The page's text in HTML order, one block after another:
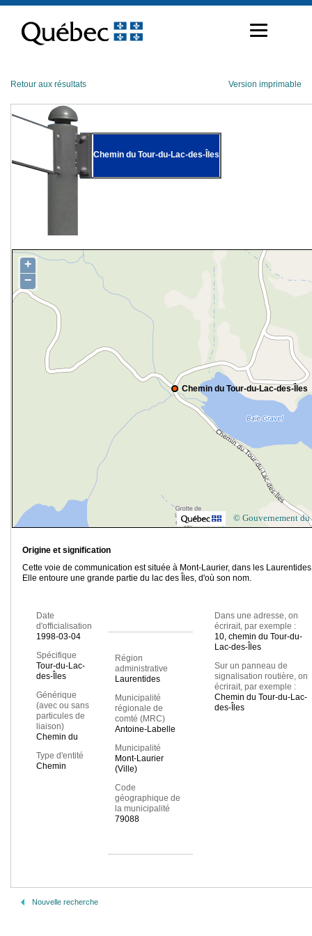
contenu
Retour aux résultats Version imprimable
Chemin du Tour-du-Lac-des-Îles
Chemin du Tour-du-Lac-des-Îles
+
−
© Gouvernement du
Origine et signification
Cette voie de communication est située à Mont-Laurier, dans les
Elle entoure une grande partie du lac des Îles, d'où son nom.
Date
d'officialisation
1998-03-04
Spécifique
Tour-du-Lac-
des-Îles
Générique
(avec ou sans
particules de
liaison)
Chemin du
Type d'entité
Chemin
Région
administrative
Laurentides
Municipalité
régionale de
comté (MRC)
Antoine-Labelle
Municipalité
Mont-Laurier
(Ville)
Code
géographique de
la municipalité
79088
Dans une adresse, on
écrirait, par exemple :
10, chemin du Tour-du-
Lac-des-Îles
Sur un panneau de
signalisation routière, on
écrirait, par exemple :
Chemin du Tour-du-Lac-
des-Îles
Nouvelle recherche